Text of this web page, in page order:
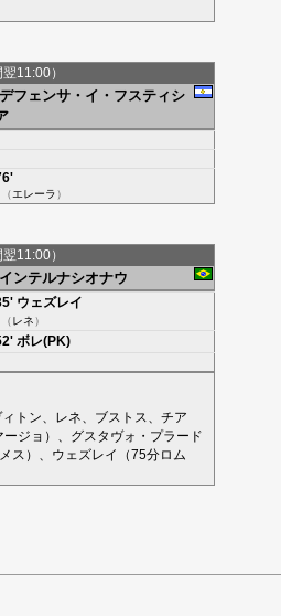
11:00）
デフェンサ・イ・フスティシ
（エレーラ）
11:00）
インテルナシオナウ
ウェズレイ
（レネ）
ボレ(PK)
ィトン レネ ブストス
チア
ージョ ）、 グスタヴォ・プラード
ス ）、 ウェズレイ （75分ロム